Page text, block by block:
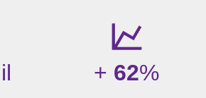
+ 62%